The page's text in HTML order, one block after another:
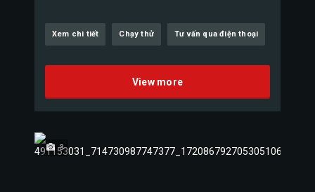
Xem chi tiết Chạy thử Tư vấn qua điện thoại
View more
3